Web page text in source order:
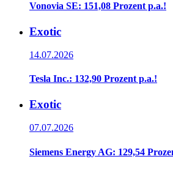
Vonovia SE: 151,08 Prozent p.a.!
Exotic
14.07.2026
Tesla Inc.: 132,90 Prozent p.a.!
Exotic
07.07.2026
Siemens Energy AG: 129,54